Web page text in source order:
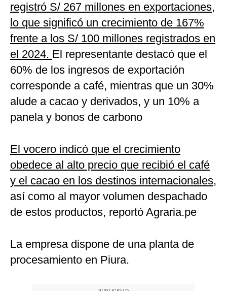
registró S/ 267 millones en exportaciones,
lo que significó un crecimiento de 167%
frente a los S/ 100 millones registrados en
el 2024. El representante destacó que el
60% de los ingresos de exportación
corresponde a café, mientras que un 30%
alude a cacao y derivados, y un 10% a
panela y bonos de carbono
El vocero indicó que el crecimiento
obedece al alto precio que recibió el café
y el cacao en los destinos internacionales,
así como al mayor volumen despachado
de estos productos, reportó Agraria.pe
La empresa dispone de una planta de
procesamiento en Piura.